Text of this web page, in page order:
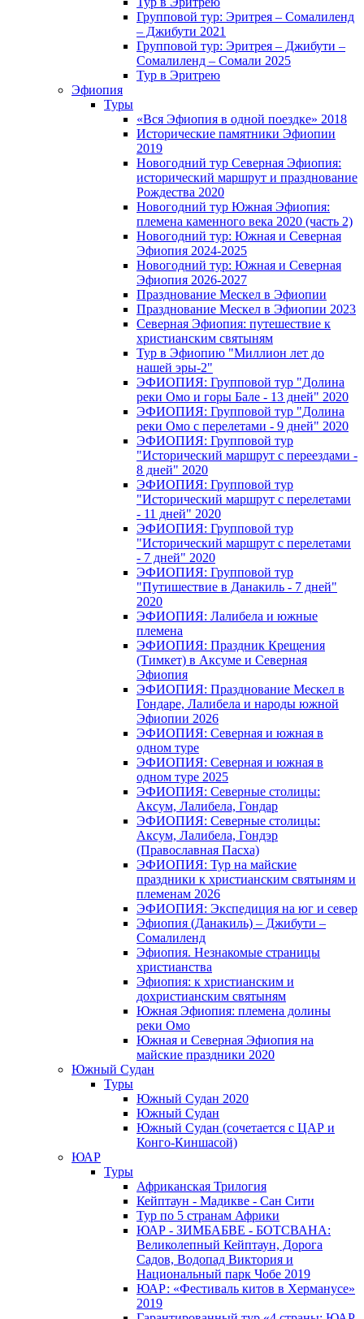
Групповой тур: Эритрея – Cомалиленд
– Джибути 2021
Групповой тур: Эритрея – Джибути –
Сомалиленд – Сомали 2025
Тур в Эритрею
Эфиопия
Туры
«Вся Эфиопия в одной поездке» 2018
Исторические памятники Эфиопии
2019
Новогодний тур Северная Эфиопия:
исторический маршрут и празднование
Рождества 2020
Новогодний тур Южная Эфиопия:
племена каменного века 2020 (часть 2)
Новогодний тур: Южная и Северная
Эфиопия 2024-2025
Новогодний тур: Южная и Северная
Эфиопия 2026-2027
Празднование Мескел в Эфиопии
Празднование Мескел в Эфиопии 2023
Северная Эфиопия: путешествие к
христианским святыням
Тур в Эфиопию "Миллион лет до
нашей эры-2"
ЭФИОПИЯ: Групповой тур "Долина
реки Омо и горы Бале - 13 дней" 2020
ЭФИОПИЯ: Групповой тур "Долина
реки Омо с перелетами - 9 дней" 2020
ЭФИОПИЯ: Групповой тур
"Исторический маршрут с переездами -
8 дней" 2020
ЭФИОПИЯ: Групповой тур
"Исторический маршрут с перелетами
- 11 дней" 2020
ЭФИОПИЯ: Групповой тур
"Исторический маршрут с перелетами
- 7 дней" 2020
ЭФИОПИЯ: Групповой тур
"Путишествие в Данакиль - 7 дней"
2020
ЭФИОПИЯ: Лалибела и южные
племена
ЭФИОПИЯ: Праздник Крещения
(Тимкет) в Аксуме и Северная
Эфиопия
ЭФИОПИЯ: Празднование Мескел в
Гондаре, Лалибела и народы южной
Эфиопии 2026
ЭФИОПИЯ: Северная и южная в
одном туре
ЭФИОПИЯ: Северная и южная в
одном туре 2025
ЭФИОПИЯ: Северные столицы:
Аксум, Лалибела, Гондар
ЭФИОПИЯ: Северные столицы:
Аксум, Лалибела, Гондэр
(Православная Пасха)
ЭФИОПИЯ: Тур на майские
праздники к христианским святыням и
племенам 2026
ЭФИОПИЯ: Экспедиция на юг и север
Эфиопия (Данакиль) – Джибути –
Cомалиленд
Эфиопия. Незнакомые страницы
христианства
Эфиопия: к христианским и
дохристианским святыням
Южная Эфиопия: племена долины
реки Омо
Южная и Северная Эфиопия на
майские праздники 2020
Южный Судан
Туры
Южный Cудан 2020
Южный Cудан
Южный Судан (сочетается с ЦАР и
Конго-Киншасой)
ЮАР
Туры
Африканская Трилогия
Кейптаун - Мадикве - Сан Сити
Тур по 5 странам Африки
ЮАР - ЗИМБАБВЕ - БОТСВАНА:
Великолепный Кейптаун, Дорога
Садов, Водопад Виктория и
Национальный парк Чобе 2019
ЮАР: «Фестиваль китов в Херманусе»
2019